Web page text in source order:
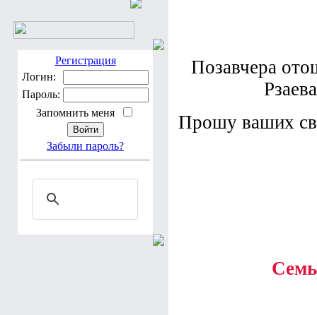
Регистрация
Логин:
Пароль:
Запомнить меня
Забыли пароль?
Позавчера
Прошу ваших